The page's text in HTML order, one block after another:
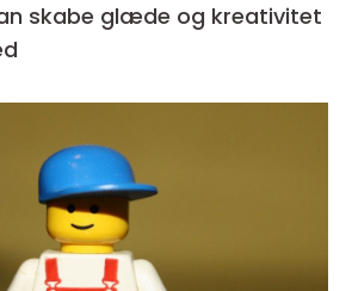
skabe glæde og kreativitet